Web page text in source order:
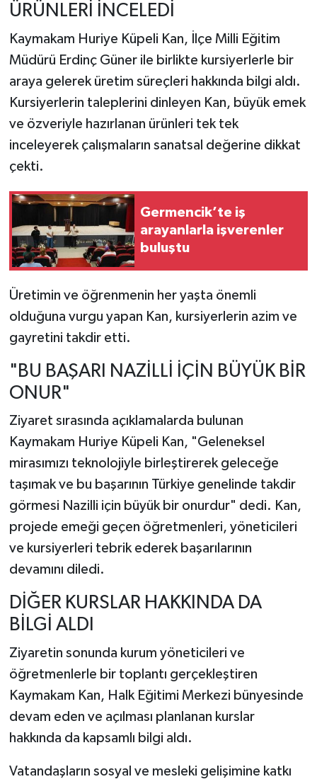
ÜRÜNLERİ İNCELEDİ
Kaymakam Huriye Küpeli Kan, İlçe Milli Eğitim
Müdürü Erdinç Güner ile birlikte kursiyerlerle bir
araya gelerek üretim süreçleri hakkında bilgi aldı.
Kursiyerlerin taleplerini dinleyen Kan, büyük emek
ve özveriyle hazırlanan ürünleri tek tek
inceleyerek çalışmaların sanatsal değerine dikkat
çekti.
Germencik’te iş
arayanlarla işverenler
buluştu
Üretimin ve öğrenmenin her yaşta önemli
olduğuna vurgu yapan Kan, kursiyerlerin azim ve
gayretini takdir etti.
"BU BAŞARI NAZİLLİ İÇİN BÜYÜK BİR
ONUR"
Ziyaret sırasında açıklamalarda bulunan
Kaymakam Huriye Küpeli Kan, "Geleneksel
mirasımızı teknolojiyle birleştirerek geleceğe
taşımak ve bu başarının Türkiye genelinde takdir
görmesi Nazilli için büyük bir onurdur" dedi. Kan,
projede emeği geçen öğretmenleri, yöneticileri
ve kursiyerleri tebrik ederek başarılarının
devamını diledi.
DİĞER KURSLAR HAKKINDA DA
BİLGİ ALDI
Ziyaretin sonunda kurum yöneticileri ve
öğretmenlerle bir toplantı gerçekleştiren
Kaymakam Kan, Halk Eğitimi Merkezi bünyesinde
devam eden ve açılması planlanan kurslar
hakkında da kapsamlı bilgi aldı.
Vatandaşların sosyal ve mesleki gelişimine katkı